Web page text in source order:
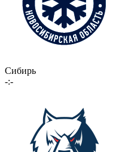
Сибирь
-:-